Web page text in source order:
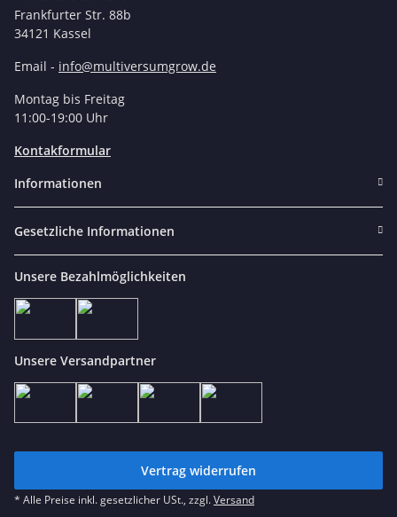
Frankfurter Str. 88b
34121 Kassel
Email - info@multiversumgrow.de
Montag bis Freitag
11:00-19:00 Uhr
Kontakformular
Informationen
Gesetzliche Informationen
Unsere Bezahlmöglichkeiten
Unsere Versandpartner
Vertrag widerrufen
* Alle Preise inkl. gesetzlicher USt., zzgl.Versand